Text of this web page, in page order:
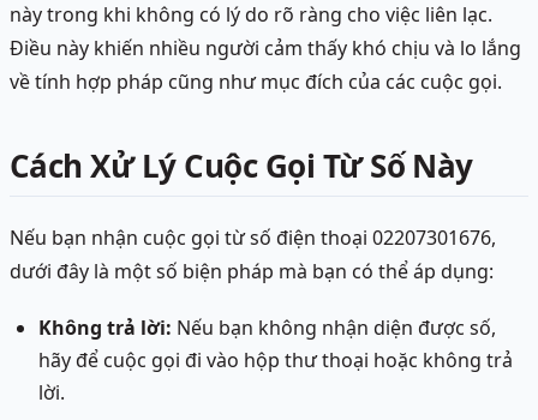
này trong khi không có lý do rõ ràng cho việc liên lạc.
Điều này khiến nhiều người cảm thấy khó chịu và lo lắng
về tính hợp pháp cũng như mục đích của các cuộc gọi.
Cách Xử Lý Cuộc Gọi Từ Số Này
Nếu bạn nhận cuộc gọi từ số điện thoại 02207301676,
dưới đây là một số biện pháp mà bạn có thể áp dụng:
Không trả lời: Nếu bạn không nhận diện được số,
hãy để cuộc gọi đi vào hộp thư thoại hoặc không trả
lời.